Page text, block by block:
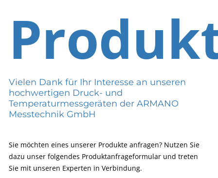
Vielen Dank für Ihr Interesse an unseren
hochwertigen Druck- und
Temperaturmessgeräten der ARMANO
Messtechnik GmbH
Sie möchten eines unserer Produkte anfragen? Nutzen Sie
dazu unser folgendes Produktanfrageformular und treten
Sie mit unseren Experten in Verbindung.